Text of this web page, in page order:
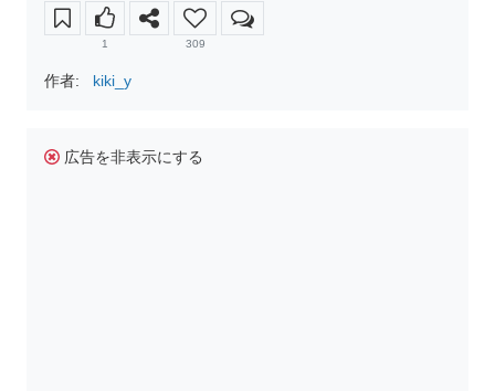
1 309
作者: kiki_y
広告を非表示にする